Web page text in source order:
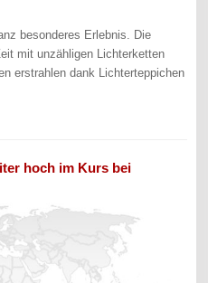
besonderes Erlebnis. Die
mit unzähligen Lichterketten
erstrahlen dank Lichterteppichen
hoch im Kurs bei